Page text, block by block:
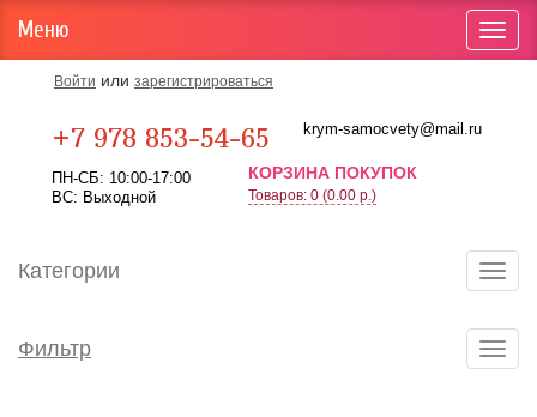
Войти или зарегистрироваться
+7 978 853-54-65 krym-samocvety@mail.ru
ПН-СБ: 10:00-17:00
ВС: Выходной
КОРЗИНА ПОКУПОК
Товаров: 0 (0.00 р.)
Меню
Категории
Фильтр